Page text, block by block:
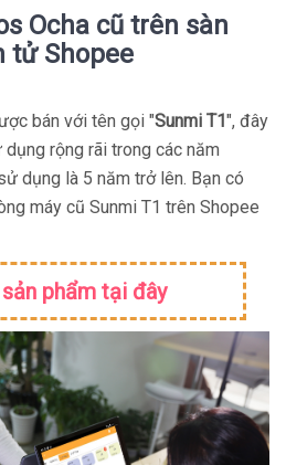
Ocha cũ trên sàn
tử Shopee
bán với tên gọi "Sunmi T1", đây
rộng rãi trong các năm
dụng là 5 năm trở lên. Bạn có
máy cũ Sunmi T1 trên Shopee
phẩm tại đây